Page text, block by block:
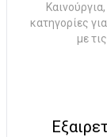
κατηγορίες
με